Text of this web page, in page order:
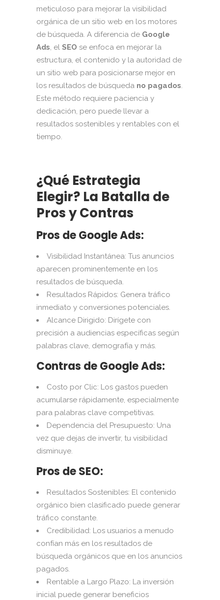
meticuloso para mejorar la visibilidad
orgánica de un sitio web en los motores
de búsqueda. A diferencia de Google
Ads, el SEO se enfoca en mejorar la
estructura, el contenido y la autoridad de
un sitio web para posicionarse mejor en
los resultados de búsqueda no pagados.
Este método requiere paciencia y
dedicación, pero puede llevar a
resultados sostenibles y rentables con el
tiempo.
¿Qué Estrategia
Elegir? La Batalla de
Pros y Contras
Pros de Google Ads:
Visibilidad Instantánea: Tus anuncios
aparecen prominentemente en los
resultados de búsqueda.
Resultados Rápidos: Genera tráfico
inmediato y conversiones potenciales.
Alcance Dirigido: Dirígete con
precisión a audiencias específicas según
palabras clave, demografía y más.
Contras de Google Ads:
Costo por Clic: Los gastos pueden
acumularse rápidamente, especialmente
para palabras clave competitivas.
Dependencia del Presupuesto: Una
vez que dejas de invertir, tu visibilidad
disminuye.
Pros de SEO:
Resultados Sostenibles: El contenido
orgánico bien clasificado puede generar
tráfico constante.
Credibilidad: Los usuarios a menudo
confían más en los resultados de
búsqueda orgánicos que en los anuncios
pagados.
Rentable a Largo Plazo: La inversión
inicial puede generar beneficios